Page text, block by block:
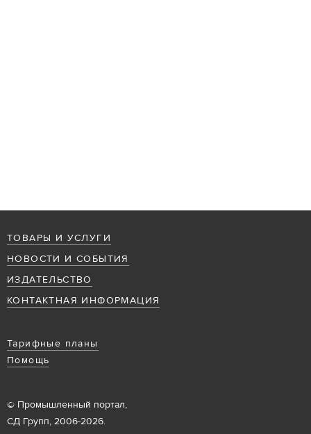
ТОВАРЫ И УСЛУГИ
НОВОСТИ И СОБЫТИЯ
ИЗДАТЕЛЬСТВО
КОНТАКТНАЯ ИНФОРМАЦИЯ
Тарифные планы
Помощь
© Промышленный портал,
СД Групп, 2006-2026.